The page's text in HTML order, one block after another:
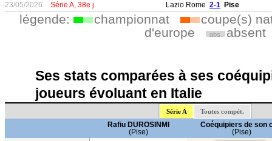
23/05/2026
Série A, 38e j. Lazio Rome 2-1 Pise
légende: championnat
coupe(s)
d'europe
abs. absent
Ses stats comparées à ses
joueurs évoluant en Italie
Série A Toutes compét.
Rafiu DUROSINMI
(Pise)
Coéquipiers de son
(Pise)